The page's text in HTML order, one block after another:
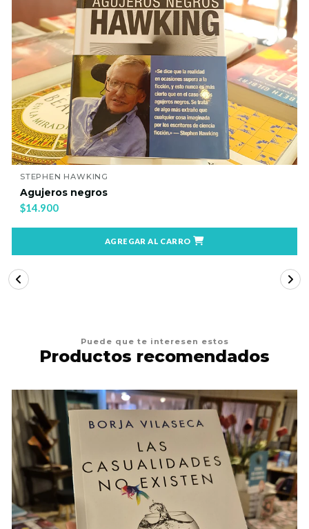
FERNANDO IZAURIETA
Agujeros negros
$17.900
AGREGAR AL CARRO
Puede que te interesen estos
Productos recomendados